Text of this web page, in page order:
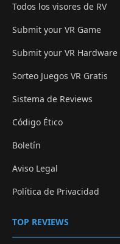
Todos los visores de RV
Submit your VR Game
Submit your VR Hardware
Sorteo Juegos VR Gratis
Sistema de Reviews
Código Ético
Boletín
Aviso Legal
Política de Privacidad
TOP REVIEWS